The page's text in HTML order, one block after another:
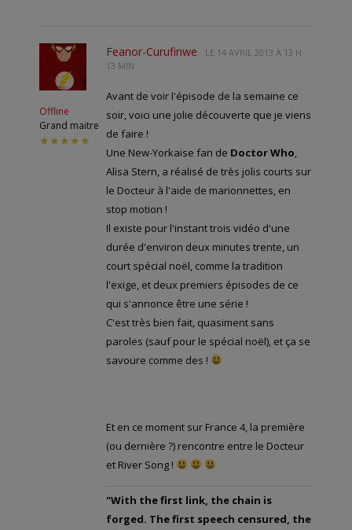
Offline
Grand maitre
★★★★★
Feanor-Curufinwe LE 14 AVRIL 2013 À 13 H
13 MIN
Avant de voir l'épisode de la semaine ce
soir, voici une jolie découverte que je viens
de faire !
Une New-Yorkaise fan de Doctor Who,
Alisa Stern, a réalisé de très jolis courts sur
le Docteur à l'aide de marionnettes, en
stop motion !
Il existe pour l'instant trois vidéo d'une
durée d'environ deux minutes trente, un
court spécial noël, comme la tradition
l'exige, et deux premiers épisodes de ce
qui s'annonce être une série !
C'est très bien fait, quasiment sans
paroles (sauf pour le spécial noël), et ça se
savoure comme des !
Et en ce moment sur France 4, la première
(ou dernière ?) rencontre entre le Docteur
et River Song !
"With the first link, the chain is
forged. The first speech censured, the